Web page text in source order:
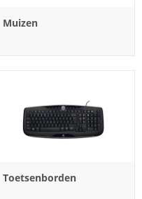
Muizen
Toetsenborden